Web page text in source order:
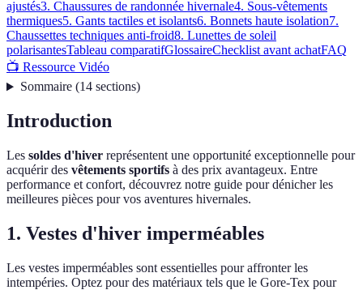
ajustés3. Chaussures de randonnée hivernale4. Sous-vêtements
thermiques5. Gants tactiles et isolants6. Bonnets haute isolation7.
Chaussettes techniques anti-froid8. Lunettes de soleil
polarisantesTableau comparatifGlossaireChecklist avant achatFAQ
📺 Ressource Vidéo
Sommaire(14 sections)
Introduction
Les soldes d'hiver représentent une opportunité exceptionnelle pour
acquérir des vêtements sportifs à des prix avantageux. Entre
performance et confort, découvrez notre guide pour dénicher les
meilleures pièces pour vos aventures hivernales.
1. Vestes d'hiver imperméables
Les vestes imperméables sont essentielles pour affronter les
intempéries. Optez pour des matériaux tels que le Gore-Tex pour